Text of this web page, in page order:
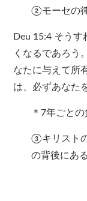
②モーセの
Deu 15:4 そう
くなるであろう
なたに与えて所
は、必ずあなた
＊7年ごと
③キリスト
の背後にある